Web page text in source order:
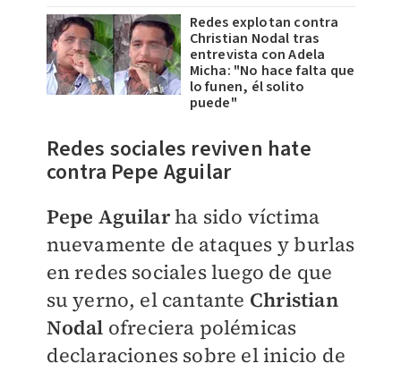
Redes explotan contra
Christian Nodal tras
entrevista con Adela
Micha: "No hace falta que
lo funen, él solito
puede"
Redes sociales reviven hate
contra Pepe Aguilar​
Pepe Aguilarha sido víctima
nuevamente de ataques y burlas
en redes sociales luego de que
su yerno, el cantante Christian
Nodal ofreciera polémicas
declaraciones sobre el inicio de